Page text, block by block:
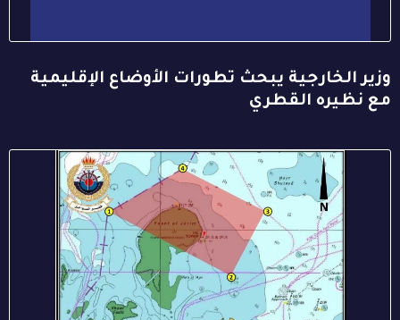
وزير الخارجية يبحث تطورات الأوضاع الإقليمية
مع نظيره القطري